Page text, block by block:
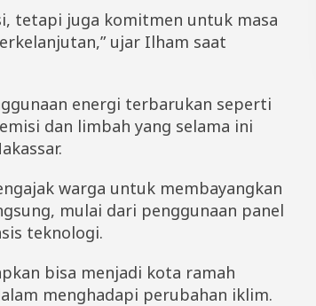
tetapi juga komitmen untuk masa
ujar Ilham saat
energi terbarukan seperti
dan limbah yang selama ini
warga untuk membayangkan
mulai dari penggunaan panel
teknologi.
bisa menjadi kota ramah
menghadapi perubahan iklim.